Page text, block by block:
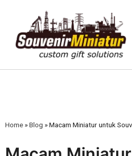
Home »Blog »Macam Miniatur untuk